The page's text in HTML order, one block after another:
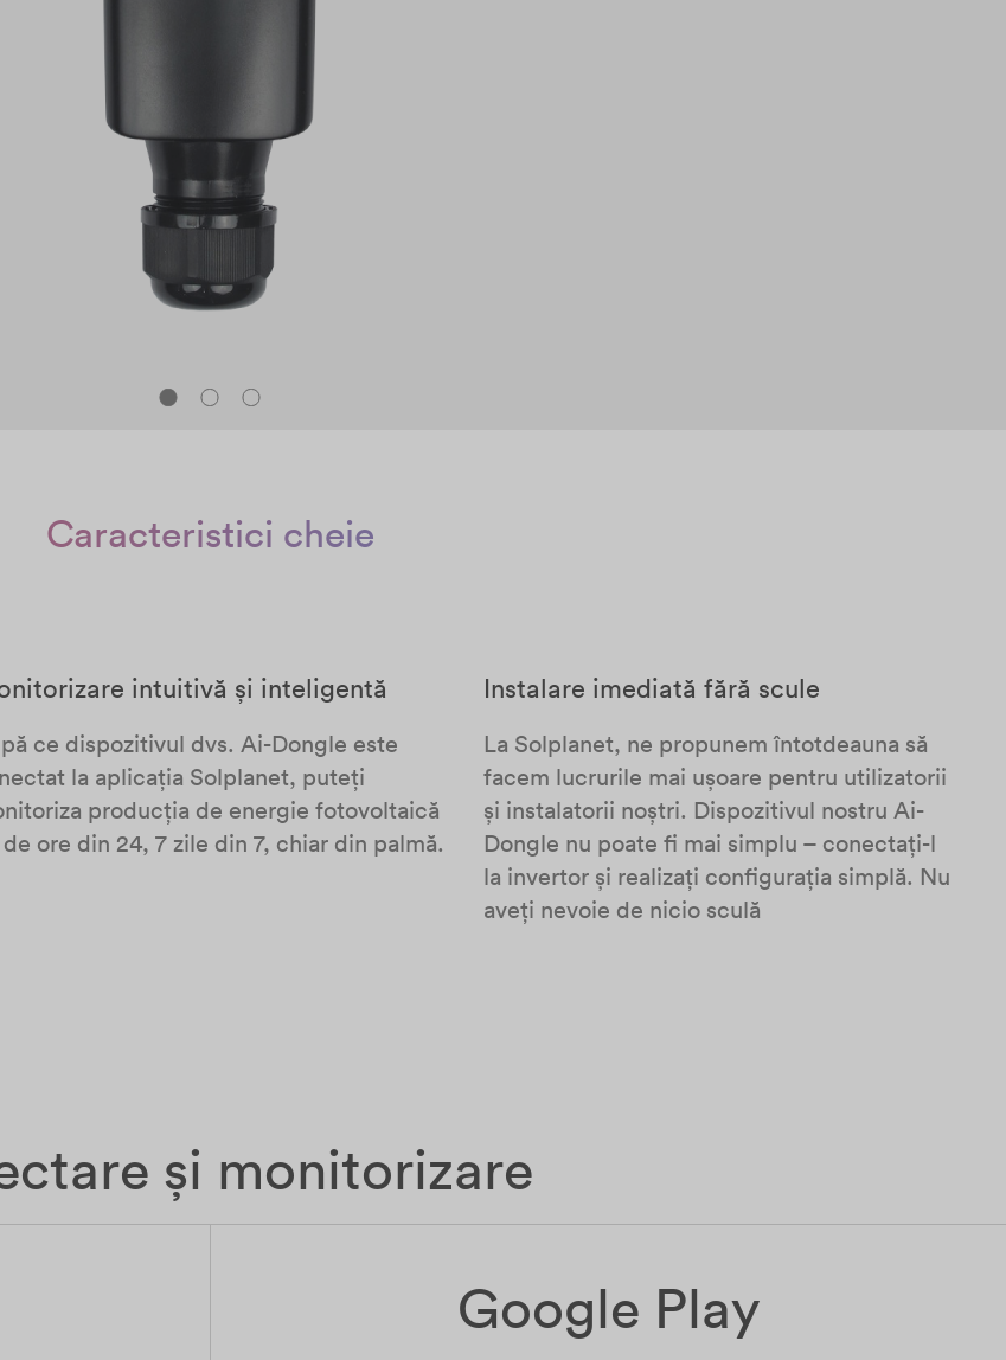
Caracteristici cheie
intuitivă și inteligentă
ce dispozitivul dvs. Ai-Dongle este
la aplicația Solplanet, puteți
producția de energie fotovoltaică
ore din 24, 7 zile din 7, chiar din palmă.
Instalare imediată fără scule
La Solplanet, ne propunem întotdeauna să
facem lucrurile mai ușoare pentru utilizatorii
și instalatorii noștri. Dispozitivul nostru Ai-
Dongle nu poate fi mai simplu – conectați-l
la invertor și realizați configurația simplă. Nu
aveți nevoie de nicio sculă
și monitorizare
Google Play